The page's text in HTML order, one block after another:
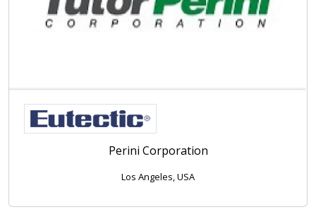
Perini Corporation
Los Angeles, USA